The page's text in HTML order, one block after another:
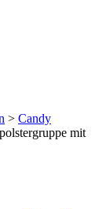
> Candy
mit